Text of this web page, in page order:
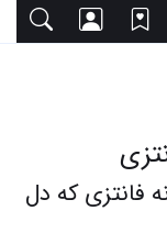
فانتزی که دل